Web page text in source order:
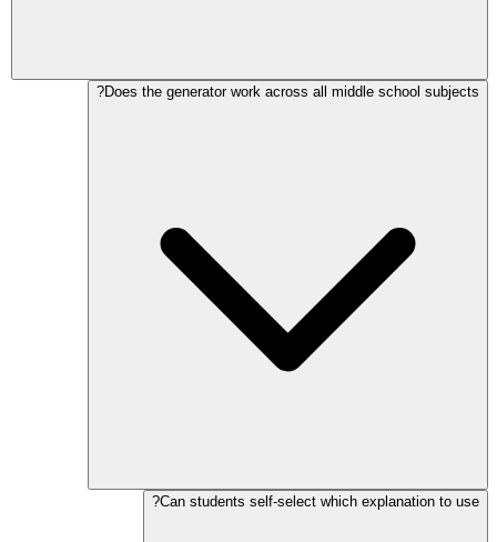
Does the generator work across all middle school subjects?
Can students self-select which explanation to use?